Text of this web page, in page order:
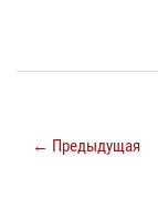
← Предыдущая